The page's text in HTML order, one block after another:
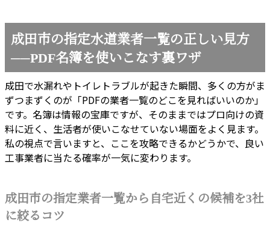
成田市の指定水道業者一覧の正しい見方
──PDF名簿を使いこなす裏ワザ
成田で水漏れやトイレトラブルが起きた瞬間、多くの方がま
ずつまずくのが「PDFの業者一覧のどこを見ればいいのか」
です。名簿は情報の宝庫ですが、そのままではプロ向けの資
料に近く、生活者が使いこなせていない場面をよく見ます。
私の視点で言いますと、ここを攻略できるかどうかで、良い
工事業者に当たる確率が一気に変わります。
成田市の指定業者一覧から自宅近くの候補を3社
に絞るコツ